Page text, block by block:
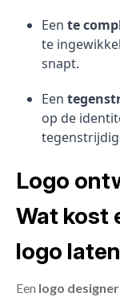
Een te
te
snapt.
Een
op de
Logo
Wat kost
logo
Een logo designer